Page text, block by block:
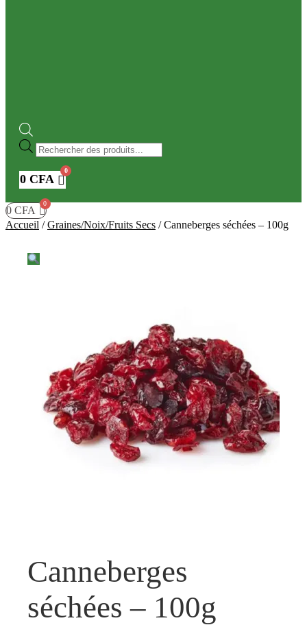
Recherche
de
produits
0 CFA
0 CFA
Accueil /Graines/Noix/Fruits Secs /Canneberges séchées – 100g
Canneberges
séchées – 100g